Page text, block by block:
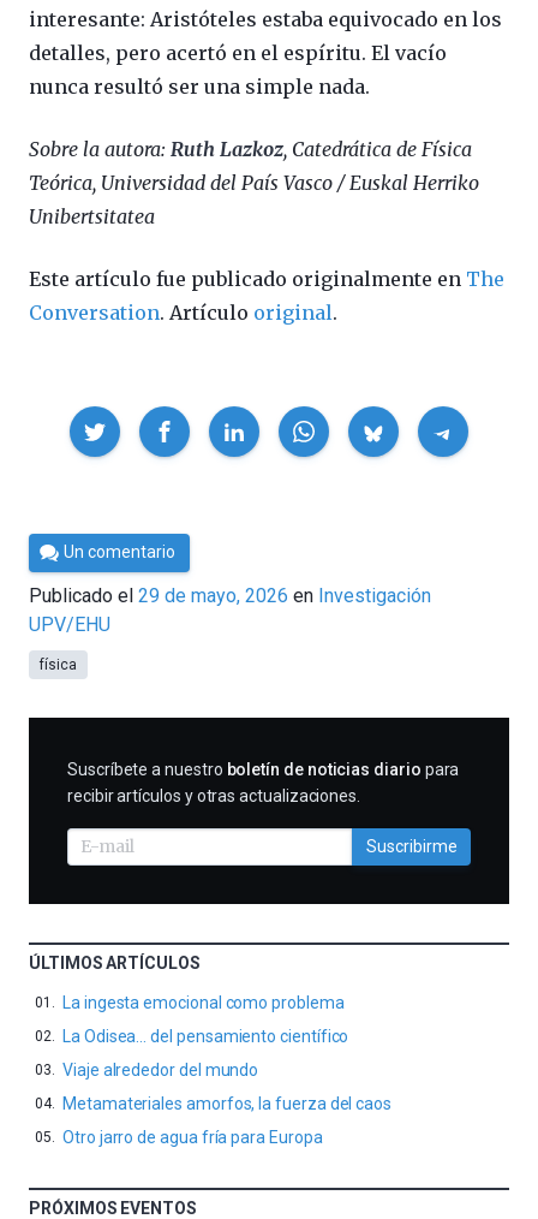
interesante: Aristóteles estaba equivocado en los
detalles, pero acertó en el espíritu. El vacío
nunca resultó ser una simple nada.
Sobre la autora: Ruth Lazkoz, Catedrática de Física
Teórica, Universidad del País Vasco / Euskal Herriko
Unibertsitatea
Este artículo fue publicado originalmente en The
Conversation. Artículo original.
Compartir
Por
César
Tomé
Un comentario
Publicado el 29 de mayo, 2026 en Investigación
UPV/EHU
física
SUSCRIBIRME
Suscríbete a nuestro boletín de noticias diario para
recibir artículos y otras actualizaciones.
Suscribirme
ÚLTIMOS ARTÍCULOS
La ingesta emocional como problema
La Odisea… del pensamiento científico
Viaje alrededor del mundo
Metamateriales amorfos, la fuerza del caos
Otro jarro de agua fría para Europa
PRÓXIMOS EVENTOS